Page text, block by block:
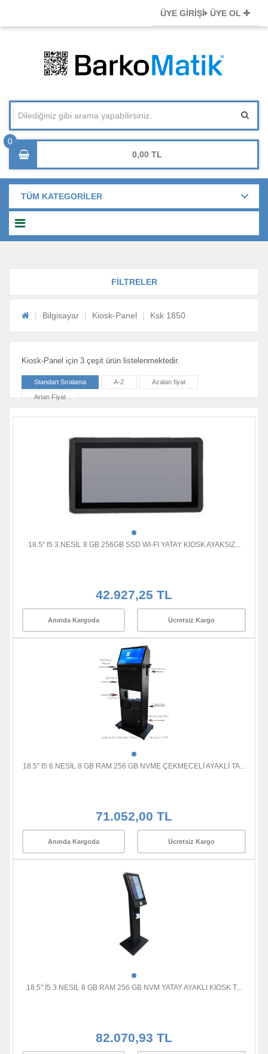
ÜYE GİRİŞİ ÜYE OL
0,00
TÜM KATEGORİLER
FİLTRELER
Bilgisayar Kiosk-Panel Ksk 1850
Kiosk-Panel için 3 çeşit ürün listelenmektedir.
Standart Sıralama A-Z Azalan fiyat
Artan Fiyat
18.5" I5 3.NESİL 8 GB 256GB SSD WI-FI YATAY KIOSK AYAKSIZ...
42.927,25 TL
Anında Kargoda Ücretsiz Kargo
18.5" I5 6.NESİL 8 GB RAM 256 GB NVME ÇEKMECELİ AYAKLİ TA...
71.052,00 TL
Anında Kargoda Ücretsiz Kargo
18.5" İ5 3.NESİL 8 GB RAM 256 GB NVM YATAY AYAKLI KIOSK T...
82.070,93 TL